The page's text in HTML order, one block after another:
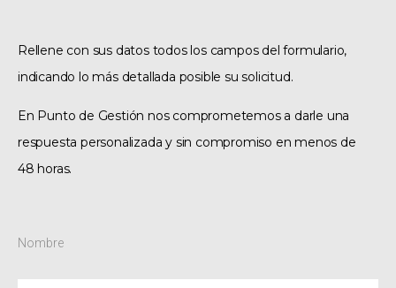
Rellene con sus datos todos los campos del formulario,
indicando lo más detallada posible su solicitud.
En Punto de Gestión nos comprometemos a darle una
respuesta personalizada y sin compromiso en menos de
48 horas.
Nombre